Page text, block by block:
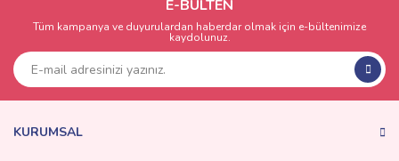
Yorum Yaz
Ürün açıklamasında eksik bilgiler bulunuyor.
Ürün bilgilerinde hatalar bulunuyor.
E-BÜLTEN
Tüm kampanya ve duyurulardan haberdar olmak için e-bültenimize
kaydolunuz.
KURUMSAL